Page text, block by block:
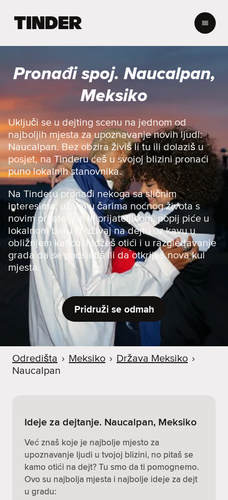
r
a
l
o
v
n
i
c
a
Pronađi spoj. Naucalpan,
Meksiko
Uključi se u dejting scenu na jednom od
najboljih mjesta za upoznavanje novih ljudi:
Naucalpan. Bez obzira živiš li tu ili dolaziš u
posjet, na Tinderu ćeš u svojoj blizini pronaći
puno lokalnih stanovnika.
Na Tinderu pronađi nekoga sa sličnim
interesima, uživaj u čarima noćnog života s
novim prijateljem ili prijateljicom, popij piće u
lokalnom baru ili uživaj na dejtu uz kavu u
obližnjem kafiću. Možeš otići i u razgledavanje
grada da se podsjetiš ili da otkriješ nova kul
mjesta.
Pridruži se odmah
Odredišta › Meksiko › Država Meksiko ›
Naucalpan
Ideje za dejtanje. Naucalpan, Meksiko
Već znaš koje je najbolje mjesto za
upoznavanje ljudi u tvojoj blizini, no pitaš se
kamo otići na dejt? Tu smo da ti pomognemo.
Ovo su najbolja mjesta i najbolje ideje za dejt
u gradu: